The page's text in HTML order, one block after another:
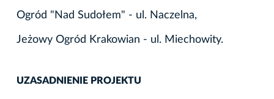
Ogród "Nad Sudołem" - ul. Naczelna,
Jeżowy Ogród Krakowian - ul. Miechowity.
UZASADNIENIE PROJEKTU